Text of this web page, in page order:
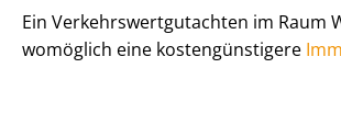
Ein Ver­kehrs­wert­gut­ach­ten im Raum
womöglich eine kos­ten­güns­ti­ge­re